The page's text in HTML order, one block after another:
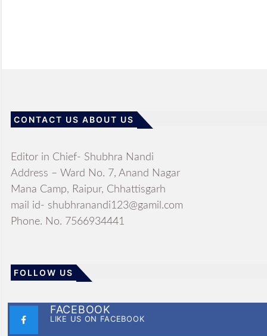
CONTACT US ABOUT US
Editor in Chief- Shubhra Nandi
Address – Ward No. 7, Anand Nagar
Mana Camp, Raipur, Chhattisgarh
mail id- shubhranandi123@gamil.com
Phone. No. 7566934441
FOLLOW US
FACEBOOK
LIKE US ON FACEBOOK